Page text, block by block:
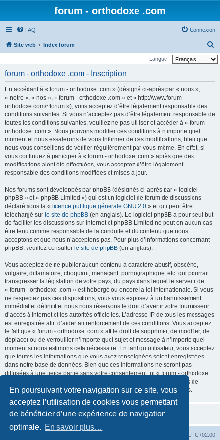
En poursuivant votre navigation sur ce site, vous
acceptez l’utilisation de cookies vous permettant
de bénéficier d’une expérience de navigation
optimale. En savoir plus…
forum - orthodoxe .com
FAQ Connexion
Site web Index forum
e
Langue :
forum - orthodoxe .com - Inscription
En accédant à « forum - orthodoxe .com » (désigné ci-après par « nous »,
« notre », « nos », « forum - orthodoxe .com » et « http://www.forum-
orthodoxe.com/~forum »), vous acceptez d’être légalement responsable des
conditions suivantes. Si vous n’acceptez pas d’être légalement responsable de
toutes les conditions suivantes, veuillez ne pas utiliser et accéder à « forum -
orthodoxe .com ». Nous pouvons modifier ces conditions à n’importe quel
moment et nous essaierons de vous informer de ces modifications, bien que
nous vous conseillons de vérifier régulièrement par vous-même. En effet, si
vous continuez à participer à « forum - orthodoxe .com » après que des
modifications aient été effectuées, vous acceptez d’être légalement
responsable des conditions modifiées et mises à jour.
Nos forums sont développés par phpBB (désignés ci-après par « logiciel
phpBB » et « phpBB Limited ») qui est un logiciel de forum de discussions
déclaré sous la « licence publique générale GNU 2.0 » et qui peut être
téléchargé sur le site de phpBB (en anglais). Le logiciel phpBB a pour seul but
de faciliter les discussions sur internet et phpBB Limited ne peut en aucun cas
être tenu comme responsable de la conduite et du contenu que nous
acceptons et que nous n’acceptons pas. Pour plus d’informations concernant
phpBB, veuillez consulter le site de phpBB (en anglais).
Vous acceptez de ne publier aucun contenu à caractère abusif, obscène,
vulgaire, diffamatoire, choquant, menaçant, pornographique, etc. qui pourrait
transgresser la législation de votre pays, du pays dans lequel le serveur de
« forum - orthodoxe .com » est hébergé ou encore la loi internationale. Si vous
ne respectez pas ces dispositions, vous vous exposez à un bannissement
immédiat et définitif et nous nous réservons le droit d’avertir votre fournisseur
d’accès à internet et les autorités officielles. L’adresse IP de tous les messages
est enregistrée afin d’aider au renforcement de ces conditions. Vous acceptez
le fait que « forum - orthodoxe .com » ait le droit de supprimer, de modifier, de
déplacer ou de verrouiller n’importe quel sujet et message à n’importe quel
moment si nous estimons cela nécessaire. En tant qu’utilisateur, vous acceptez
que toutes les informations que vous avez renseignées soient enregistrées
dans notre base de données. Bien que ces informations ne seront pas
diffusées à une tierce partie sans votre consentement, ni « forum - orthodoxe
.com », ni phpBB, ne pourront être tenus comme responsables en cas de
tentative de piratage informatique visant à compromettre vos données.
UTC+02:00